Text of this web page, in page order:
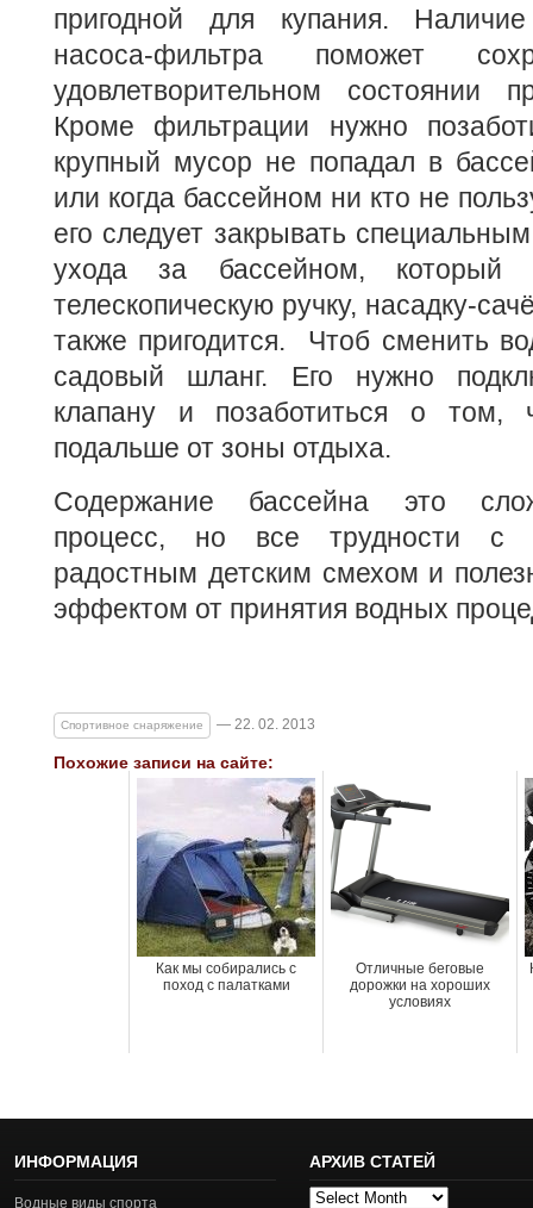
пригодной для купания.
насоса-фильтра поможет
удовлетворительном состоянии
Кроме фильтрации нужно
крупный мусор не попадал в
или когда бассейном ни кто не
его следует закрывать
ухода за бассейном, который
телескопическую ручку, насадку-
также пригодится. Чтоб сменить
садовый шланг. Его нужно
клапану и позаботиться о том,
подальше от зоны отдыха.
Содержание бассейна это
процесс, но все трудности с
радостным детским смехом и
эффектом от принятия водных
Спортивное снаряжение — 22. 02. 2013
Похожие записи на сайте:
Как мы собирались с
поход с палатками
Отличные беговые
дорожки на хороших
условиях
ИНФОРМАЦИЯ
Водные виды спорта
АРХИВ СТАТЕЙ
Архив